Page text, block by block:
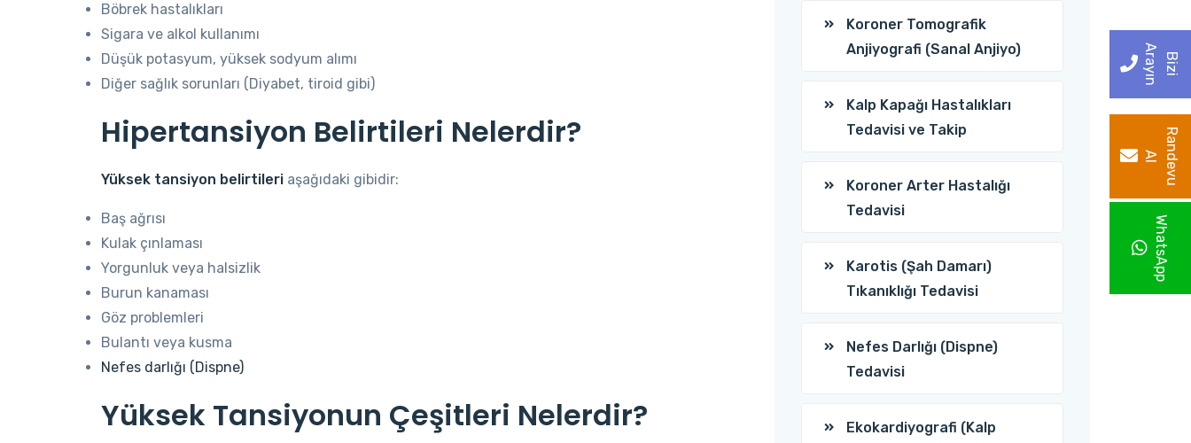
Böbrek hastalıkları
Sigara ve alkol kullanımı
Düşük potasyum, yüksek sodyum alımı
Diğer sağlık sorunları (Diyabet, tiroid gibi)
Hipertansiyon Belirtileri Nelerdir?
Yüksek tansiyon belirtileri aşağıdaki gibidir:
Baş ağrısı
Kulak çınlaması
Yorgunluk veya halsizlik
Burun kanaması
Göz problemleri
Bulantı veya kusma
Nefes darlığı (Dispne)
Yüksek Tansiyonun Çeşitleri Nelerdir?
Koroner Tomografik
Anjiyografi (Sanal Anjiyo)
Kalp Kapağı Hastalıkları
Tedavisi ve Takip
Koroner Arter Hastalığı
Tedavisi
Karotis (Şah Damarı)
Tıkanıklığı Tedavisi
Nefes Darlığı (Dispne)
Tedavisi
Ekokardiyografi (Kalp
B
i
z
i
A r
a
y
ı
n
R
a
n
d
e
v
u
A
l
WhatsApp